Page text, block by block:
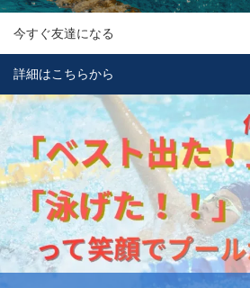
今すぐ友達になる
詳細はこちらから